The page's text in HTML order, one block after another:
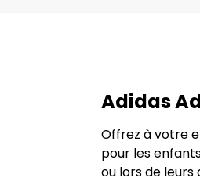
Adidas
Offrez à votre
pour les
ou lors de